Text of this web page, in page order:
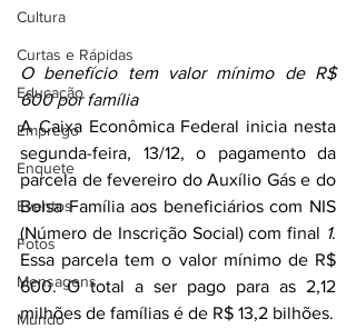
Cultura
Curtas e Rápidas
Educação
Emprego
Enquete
Eventos
Fotos
Mensagens
Mundo
O benefício tem valor mínimo de R$
600 por família
A Caixa Econômica Federal inicia nesta
segunda-feira, 13/12, o pagamento da
parcela de fevereiro do Auxílio Gás e do
Bolsa Família aos beneficiários com NIS
(Número de Inscrição Social) com final 1.
Essa parcela tem o valor mínimo de R$
600. O total a ser pago para as 2,12
milhões de famílias é de R$ 13,2 bilhões.